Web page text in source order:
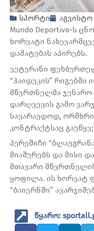
სპორტი
აგვისტო
Mundo Deportivo-ს
ხორვატი
დამატებას აპირებს.
ვეტერანი
“ჰაიდუკის” რიგებში
მწვრთნელმა
დარღვევის გამო
სავარაუდოდ,
კონტრაქტსაც
პერეშიჩი
მიაშურებს და მისი
მთავარი
ყოფილა. ის ხორვატ
“ბაიერნში”
წყარო: